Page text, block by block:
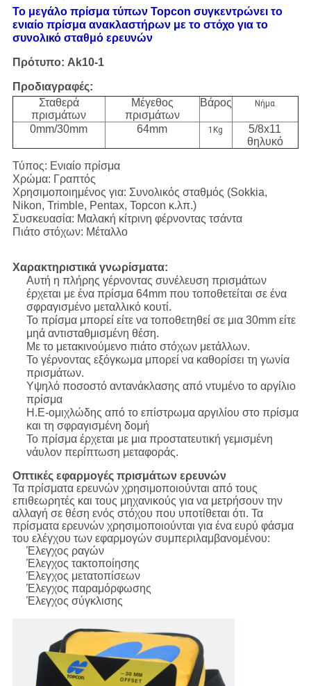
Το μεγάλο πρίσμα τύπων Topcon συγκεντρώνει το
ενιαίο πρίσμα ανακλαστήρων με το στόχο για το
συνολικό σταθμό ερευνών
Πρότυπο: Ak10-1
Προδιαγραφές:
Σταθερά
πρισμάτων
Μέγεθος
πρισμάτων
Βάρος Νήμα
0mm/30mm 64mm 1Kg
5/8x11
θηλυκό
Τύπος: Ενιαίο πρίσμα
Χρώμα: Γραπτός
Χρησιμοποιημένος για: Συνολικός σταθμός (Sokkia,
Nikon, Trimble, Pentax, Topcon κ.λπ.)
Συσκευασία: Μαλακή κίτρινη φέρνοντας τσάντα
Πιάτο στόχων: Μέταλλο
Χαρακτηριστικά γνωρίσματα:
Αυτή η πλήρης γέρνοντας συνέλευση πρισμάτων
έρχεται με ένα πρίσμα 64mm που τοποθετείται σε ένα
σφραγισμένο μεταλλικό κουτί.
Το πρίσμα μπορεί είτε να τοποθετηθεί σε μια 30mm είτε
μηά αντισταθμισμένη θέση.
Με το μετακινούμενο πιάτο στόχων μετάλλων.
Το γέρνοντας εξόγκωμα μπορεί να καθορίσει τη γωνία
πρισμάτων.
Υψηλό ποσοστό αντανάκλασης από ντυμένο το αργίλιο
πρίσμα
Η.Ε-ομιχλώδης από το επίστρωμα αργιλίου στο πρίσμα
και τη σφραγισμένη δομή
Το πρίσμα έρχεται με μια προστατευτική γεμισμένη
νάυλον περίπτωση μεταφοράς.
Οπτικές εφαρμογές πρισμάτων ερευνών
Τα πρίσματα ερευνών χρησιμοποιούνται από τους
επιθεωρητές και τους μηχανικούς για να μετρήσουν την
αλλαγή σε θέση ενός στόχου που υποτίθεται ότι. Τα
πρίσματα ερευνών χρησιμοποιούνται για ένα ευρύ φάσμα
του ελέγχου των εφαρμογών συμπεριλαμβανομένου:
Έλεγχος ραγών
Έλεγχος τακτοποίησης
Έλεγχος μετατοπίσεων
Έλεγχος παραμόρφωσης
Έλεγχος σύγκλισης